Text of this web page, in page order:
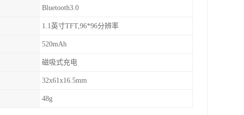
Bluetooth3.0
1.1英寸TFT,96*96分辨率
520mAh
磁吸式充电
32x61x16.5mm
48g